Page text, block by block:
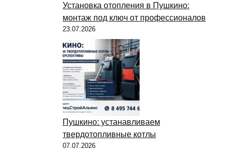
Установка отопления в Пушкино:
монтаж под ключ от профессионалов
23.07.2026
Пушкино: устанавливаем
твердотопливные котлы
07.07.2026